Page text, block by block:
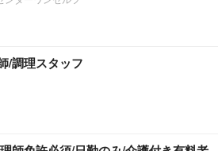
/調理スタッフ